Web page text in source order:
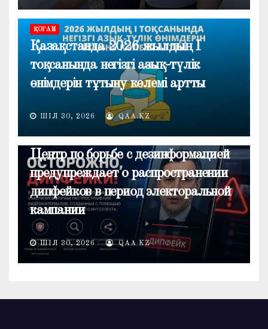
ҚОҒАМ
Қазақстанда 2026 жылдың I
тоқсанында негізгі азық-түлік
өнімдерін тұтыну көлемі артты
ШІЛ 30, 2026 QAA.KZ
ОБЩЕСТВО
Центр по борьбе с дезинформацией
предупреждает о распространении
дипфейков в период электоральной
кампании
ШІЛ 30, 2026 QAA.KZ